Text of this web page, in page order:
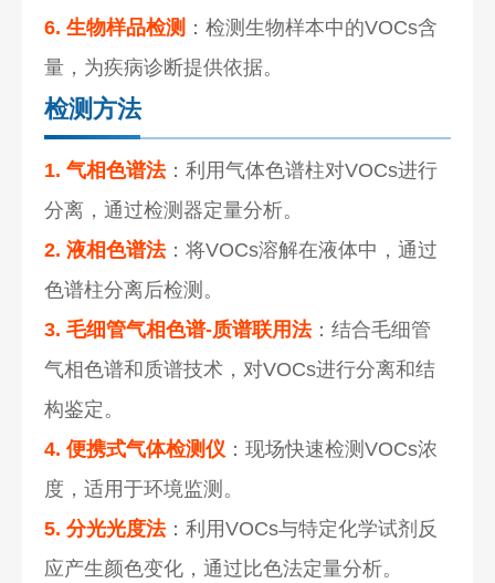
6. 生物样品检测 ：检测生物样本中的VOCs含
量，为疾病诊断提供依据。
检测方法
1. 气相色谱法：利用气体色谱柱对VOCs进行
分离，通过检测器定量分析。
2. 液相色谱法：将VOCs溶解在液体中，通过
色谱柱分离后检测。
3. 毛细管气相色谱-质谱联用法：结合毛细管
气相色谱和质谱技术，对VOCs进行分离和结
构鉴定。
4. 便携式气体检测仪 ：现场快速检测VOCs浓
度，适用于环境监测。
5. 分光光度法：利用VOCs与特定化学试剂反
应产生颜色变化，通过比色法定量分析。